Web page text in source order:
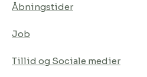
Åbningstider
Job
Tillid og Sociale medier